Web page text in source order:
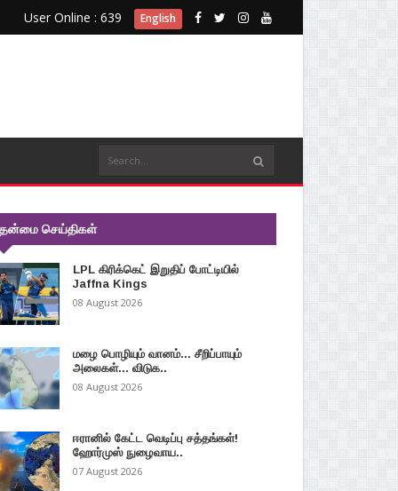
User Online : 639 English
செய்திகள்
LPL கிரிக்கெட் இறுதிப் போட்டியில்
Jaffna Kings
08 August 2026
மழை பொழியும் வானம்... சீறிப்பாயும்
அலைகள்... விடுக..
08 August 2026
ஈரானில் கேட்ட வெடிப்பு சத்தங்கள்!
ஹோர்முஸ் நுழைவாய..
07 August 2026